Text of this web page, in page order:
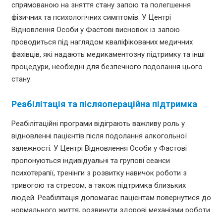
спрямованою на зняття стану запою та полегшення
фізичних та психологічних симптомів. У Центрі
Відновлення Особи у Фастові висновок із запою
проводиться під наглядом кваліфікованих медичних
фахівців, які надають медикаментозну підтримку та інші
процедури, необхідні для безпечного подолання цього
стану.
Реабілітація та післяопераційна підтримка
Реабілітаційні програми відіграють важливу роль у
відновленні пацієнтів після подолання алкогольної
залежності. У Центрі Відновлення Особи у Фастові
пропонуються індивідуальні та групові сеанси
психотерапії, тренінги з розвитку навичок роботи з
тривогою та стресом, а також підтримка близьких
людей. Реабілітація допомагає пацієнтам повернутися до
нормального життя, розвинути здорові механізми роботи